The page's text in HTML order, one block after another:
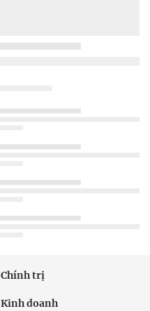
Chính trị
Kinh doanh